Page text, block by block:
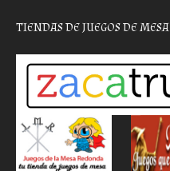
TIENDAS DE JUEGOS DE MESA